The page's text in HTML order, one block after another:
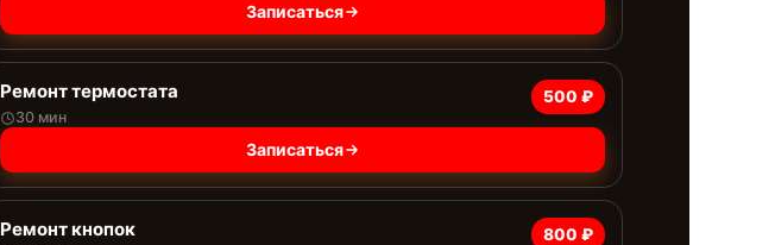
Записаться
Ремонт термостата
30 мин
500 ₽
Записаться
Ремонт кнопок 800 ₽